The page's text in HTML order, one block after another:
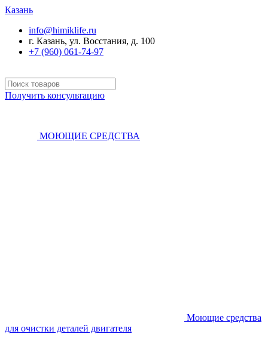
Казань
info@himiklife.ru
г. Казань, ул. Восстания, д. 100
+7 (960) 061-74-97
Получить консультацию
МОЮЩИЕ СРЕДСТВА
Моющие средства
для очистки деталей двигателя